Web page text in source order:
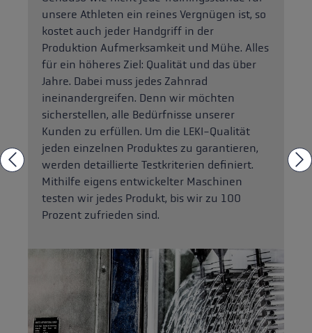
unsere Athleten ein reines Vergnügen ist, so
kostet auch jeder Handgriff in der
Produktion Aufmerksamkeit und Mühe. Alles
für ein höheres Ziel: Qualität und das über
Jahre. Dabei muss jedes Zahnrad
ineinandergreifen. Denn wir möchten
sicherstellen, alle Bedürfnisse unserer
Kunden zu erfüllen. Um die LEKI-Qualität
jeden einzelnen Produktes zu garantieren,
werden detaillierte Testkriterien definiert.
Mithilfe eigens entwickelter Maschinen
testen wir jedes Produkt, bis wir zu 100
Prozent zufrieden sind.